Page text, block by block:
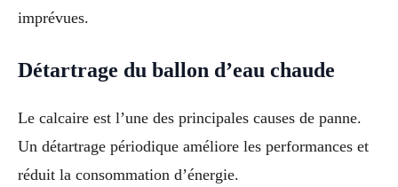
imprévues.
Détartrage du ballon d’eau chaude
Le calcaire est l’une des principales causes de panne.
Un détartrage périodique améliore les performances et
réduit la consommation d’énergie.